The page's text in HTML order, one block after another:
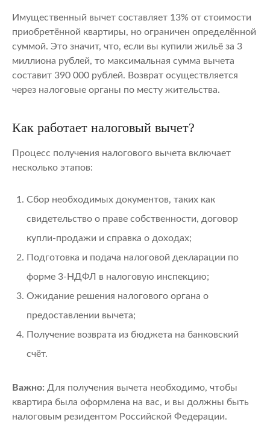
Имущественный вычет составляет 13% от стоимости
приобретённой квартиры, но ограничен определённой
суммой. Это значит, что, если вы купили жильё за 3
миллиона рублей, то максимальная сумма вычета
составит 390 000 рублей. Возврат осуществляется
через налоговые органы по месту жительства.
Как работает налоговый вычет?
Процесс получения налогового вычета включает
несколько этапов:
Сбор необходимых документов, таких как
свидетельство о праве собственности, договор
купли-продажи и справка о доходах;
Подготовка и подача налоговой декларации по
форме 3-НДФЛ в налоговую инспекцию;
Ожидание решения налогового органа о
предоставлении вычета;
Получение возврата из бюджета на банковский
счёт.
Важно: Для получения вычета необходимо, чтобы
квартира была оформлена на вас, и вы должны быть
налоговым резидентом Российской Федерации.